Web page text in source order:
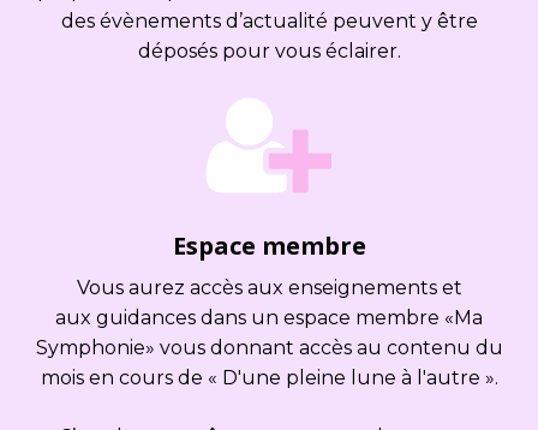
des évènements d’actualité peuvent y être
déposés pour vous éclairer.
Espace membre
Vous aurez accès aux enseignements et
aux guidances dans un espace membre «Ma
Symphonie» vous donnant accès au contenu du
mois en cours de « D'une pleine lune à l'autre ».